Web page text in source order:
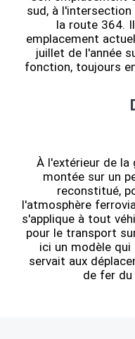
sud, à
la route 364.
emplacement
juillet de l'année
fonction, toujours
À l'extérieur de la
montée sur un
reconstitué,
l'atmosphère
s'applique à tout
pour le transport
ici un modèle
servait aux
de fer du